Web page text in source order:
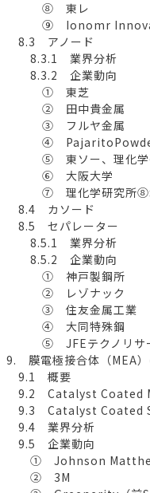
⑧ 東レ
⑨ Ionomr
8.3 アノード
8.3.1 業界分析
8.3.2 企業動向
① 東芝
② 田中貴金属
③ フルヤ金属
④
⑤ 東ソー、理化学
⑥ 大阪大学
⑦ 理化学研究所⑧
8.4 カソード
8.5 セパレーター
8.5.1 業界分析
8.5.2 企業動向
① 神戸製鋼所
② レゾナック
③ 住友金属工業
④ 大同特殊鋼
⑤ JFEテクノリサ
9. 膜電極接合体（MEA）
9.1 概要
9.2 Catalyst Coated
9.3 Catalyst Coated
9.4 業界分析
9.5 企業動向
① Johnson
② 3M